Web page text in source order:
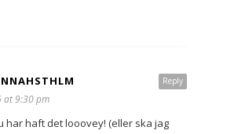
Reply
at 9:30 pm
har haft det looovey! (eller ska jag